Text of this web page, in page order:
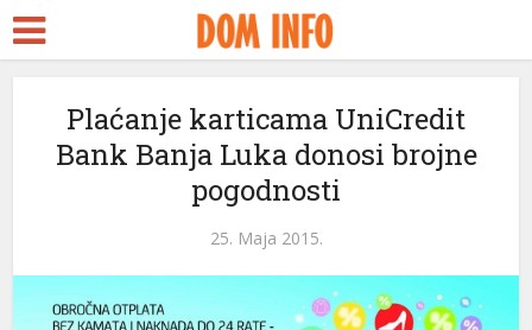
Plaćanje karticama UniCredit
Bank Banja Luka donosi brojne
pogodnosti
25. Maja 2015.